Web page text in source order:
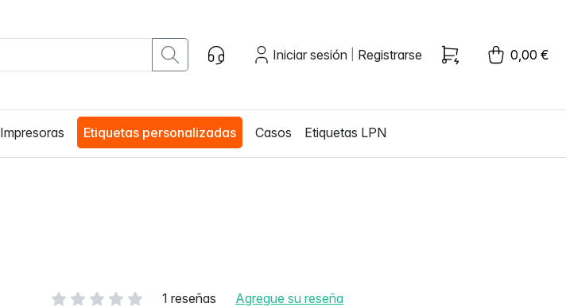
Iniciar sesión Registrarse 0,00 €
Impresoras Etiquetas personalizadas Casos Etiquetas LPN
1 reseñas Agregue su reseña